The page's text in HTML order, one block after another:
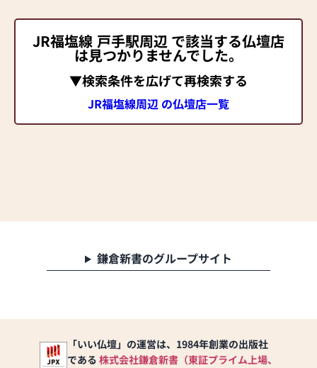
JR福塩線 戸手駅周辺 で該当する仏壇店
は見つかりませんでした。
▼検索条件を広げて再検索する
JR福塩線周辺 の仏壇店一覧
鎌倉新書のグループサイト
「いい仏壇」の運営は、1984年創業の出版社
である 株式会社鎌倉新書（東証プライム上場、